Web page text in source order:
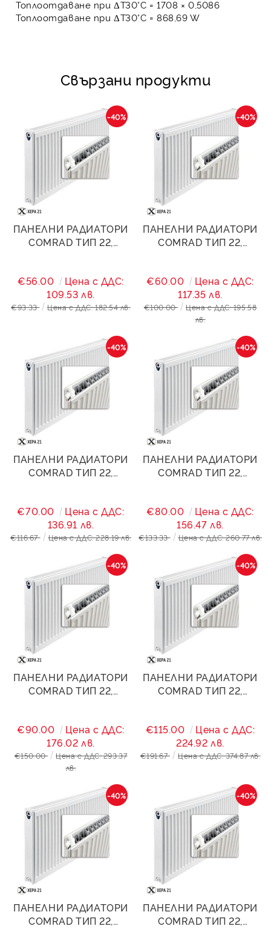
Топлоотдаване при ΔT30°C = 1708 × 0,5086
Топлоотдаване при ΔT30°C =868,69 W
Свързани продукти
ПАНЕЛНИ РАДИАТОРИ
COMRAD ТИП 22,
-40%
€56.00
Цена с ДДС:
109.53 лв.
€93.33 Цена с ДДС: 182.54 лв.
ПАНЕЛНИ РАДИАТОРИ
COMRAD ТИП 22,
-40%
€60.00
Цена с ДДС:
117.35 лв.
€100.00
Цена с ДДС: 195.58
лв.
ПАНЕЛНИ РАДИАТОРИ
COMRAD ТИП 22,
-40%
€70.00
Цена с ДДС:
136.91 лв.
€116.67 Цена с ДДС: 228.19 лв.
ПАНЕЛНИ РАДИАТОРИ
COMRAD ТИП 22,
-40%
€80.00
Цена с ДДС:
156.47 лв.
€133.33 Цена с ДДС: 260.77 лв.
ПАНЕЛНИ РАДИАТОРИ
COMRAD ТИП 22,
-40%
€90.00
Цена с ДДС:
176.02 лв.
€150.00
Цена с ДДС: 293.37
лв.
ПАНЕЛНИ РАДИАТОРИ
COMRAD ТИП 22,
-40%
€115.00
Цена с ДДС:
224.92 лв.
€191.67 Цена с ДДС: 374.87 лв.
ПАНЕЛНИ РАДИАТОРИ
COMRAD ТИП 22,
-40%
ПАНЕЛНИ РАДИАТОРИ
COMRAD ТИП 22,
-40%